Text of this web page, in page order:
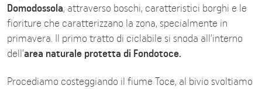
Domodossola, attraverso boschi, caratteristici borghi e le
fioriture che caratterizzano la zona, specialmente in
primavera. Il primo tratto di ciclabile si snoda all’interno
dell’area naturale protetta di Fondotoce.
Procediamo costeggiando il fiume Toce, al bivio svoltiamo